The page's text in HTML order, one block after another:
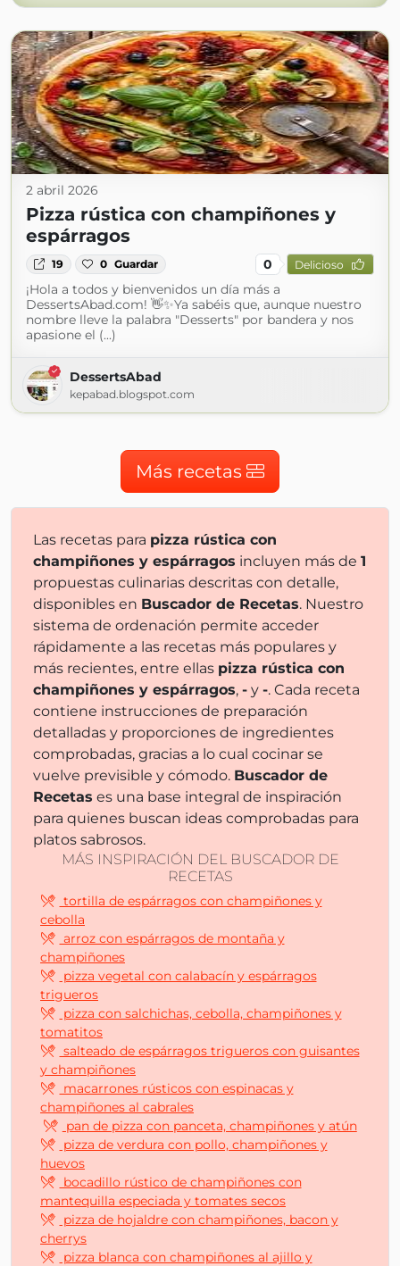
2 abril 2026
Pizza rústica con champiñones y
espárragos
19 0 Guardar 0 Delicioso
¡Hola a todos y bienvenidos un día más a
DessertsAbad.com! 👋✨Ya sabéis que, aunque nuestro
nombre lleve la palabra "Desserts" por bandera y nos
apasione el (...)
DessertsAbad
kepabad.blogspot.com
Más recetas
Las recetas para pizza rústica con
champiñones y espárragos incluyen más de 1
propuestas culinarias descritas con detalle,
disponibles en Buscador de Recetas. Nuestro
sistema de ordenación permite acceder
rápidamente a las recetas más populares y
más recientes, entre ellas pizza rústica con
champiñones y espárragos, - y -. Cada receta
contiene instrucciones de preparación
detalladas y proporciones de ingredientes
comprobadas, gracias a lo cual cocinar se
vuelve previsible y cómodo. Buscador de
Recetas es una base integral de inspiración
para quienes buscan ideas comprobadas para
platos sabrosos.
MÁS INSPIRACIÓN DEL BUSCADOR DE
RECETAS
tortilla de espárragos con champiñones y
cebolla
arroz con espárragos de montaña y
champiñones
pizza vegetal con calabacín y espárragos
trigueros
pizza con salchichas, cebolla, champiñones y
tomatitos
salteado de espárragos trigueros con guisantes
y champiñones
macarrones rústicos con espinacas y
champiñones al cabrales
pan de pizza con panceta, champiñones y atún
pizza de verdura con pollo, champiñones y
huevos
bocadillo rústico de champiñones con
mantequilla especiada y tomates secos
pizza de hojaldre con champiñones, bacon y
cherrys
pizza blanca con champiñones al ajillo y